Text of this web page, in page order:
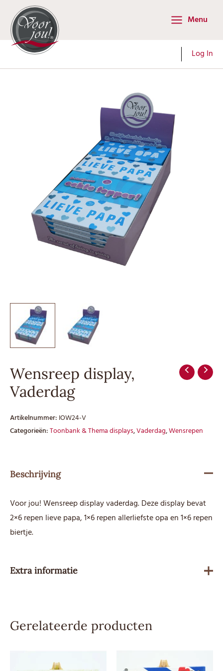
naar
inhoud
Main
Menu
Menu
Log In
Wensreep display,
Vaderdag
Artikelnummer: IOW24-V
Categorieën:Toonbank & Thema displays,Vaderdag,Wensrepen
Beschrijving
Voor jou! Wensreep display vaderdag. Deze display bevat
2×6 repen lieve papa, 1×6 repen allerliefste opa en 1×6 repen
biertje.
Extra informatie
Besteleenheid
1
Gerelateerde producten